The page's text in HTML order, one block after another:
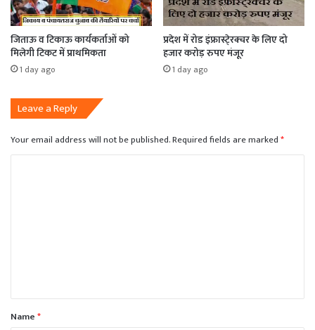
जिताऊ व टिकाऊ कार्यकर्ताओं को
मिलेगी टिकट में प्राथमिकता
1 day ago
प्रदेश में रोड इंफ्रास्टे्रक्चर के लिए दो
हजार करोड़ रुपए मंजूर
1 day ago
Leave a Reply
Your email address will not be published.Required fields are marked*
*Name*